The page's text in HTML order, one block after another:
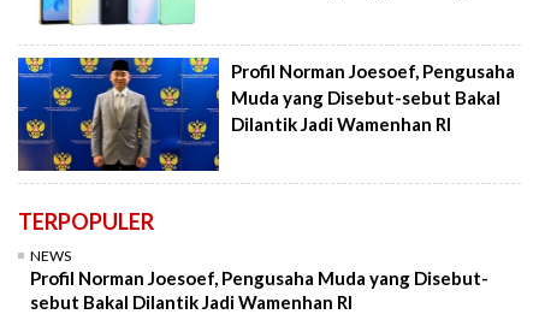
Profil Norman Joesoef, Pengusaha
Muda yang Disebut-sebut Bakal
Dilantik Jadi Wamenhan RI
TERPOPULER
NEWS
Profil Norman Joesoef, Pengusaha Muda yang Disebut-
sebut Bakal Dilantik Jadi Wamenhan RI